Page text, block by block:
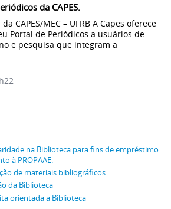
da CAPES.
CAPES/MEC – UFRB A Capes oferece
Portal de Periódicos a usuários de
e pesquisa que integram a
na Biblioteca para fins de empréstimo
à PROPAAE.
de materiais bibliográficos.
da Biblioteca
orientada a Biblioteca